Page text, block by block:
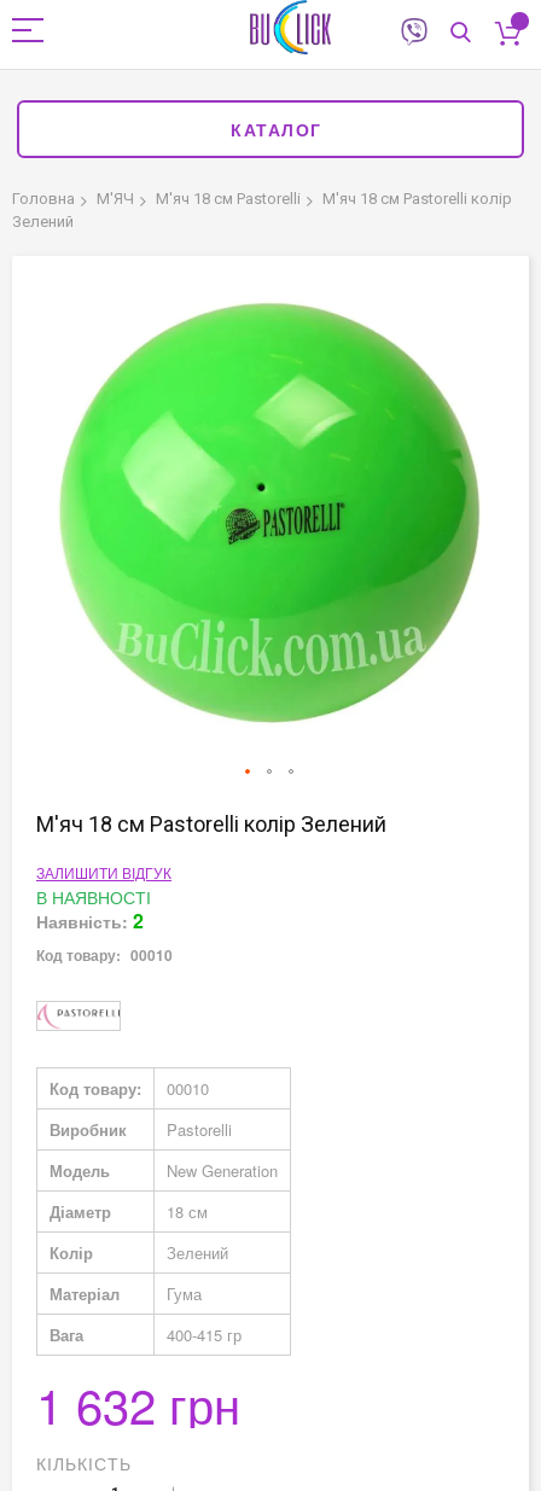
КАТАЛОГ
Головна М'ЯЧ М'яч 18 см Pastorelli
М'яч 18 см Pastorelli колір
Зелений
до
зображень
М'яч 18 см Pastorelli колір Зелений
ЗАЛИШИТИ ВІДГУК
В НАЯВНОСТІ
Наявність: 2
Код товару: 00010
Докладніше
Код товару:
00010
Виробник
Pastorelli
Модель
New Generation
Діаметр
18 см
Колір
Зелений
Матеріал
Гума
Вага
400-415 гр
1 632 грн
КІЛЬКІСТЬ